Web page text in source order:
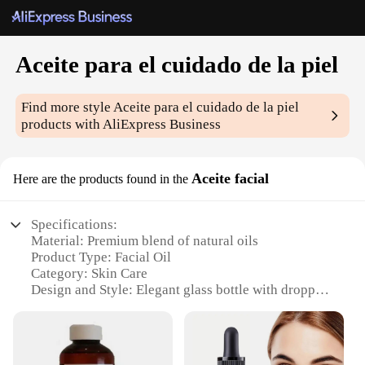
Aceite para el cuidado de la piel
Find more styleAceite para el cuidado de la piel
products with AliExpress Business
Here are the products found in the Aceite facial
Specifications:
Material: Premium blend of natural oils
Product Type: Facial Oil
Category: Skin Care
Design and Style: Elegant glass bottle with dropper
Typical Adaptive Scenario: Suitable for all skin
Performance and Property: Lightweight, non-greasy